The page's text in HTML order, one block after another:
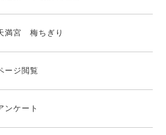
満宮 梅ちぎり
ージ閲覧
ンケート